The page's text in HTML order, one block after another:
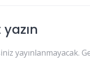
yayınlanmayacak.